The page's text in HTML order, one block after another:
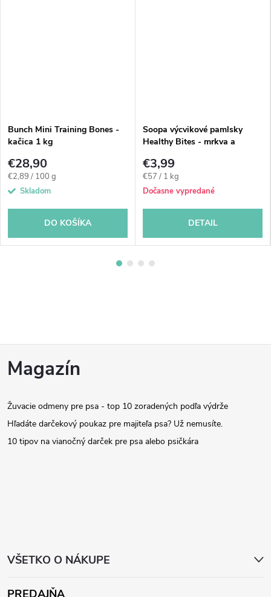
Bunch Mini Training Bones -
kačica 1 kg
€28,90
Jednotková
cena:
€2,89 / 100 g
Skladom
DO KOŠÍKA
Soopa výcvikové pamlsky
Healthy Bites - mrkva a
€3,99
Jednotková
cena:
€57 / 1 kg
Dočasne vypredané
DETAIL
Z
p
ä
VŠETKO O NÁKUPE
PREDAJŇA
Magazín
Žuvacie odmeny pre psa - top 10 zoradených podľa výdrže
Hľadáte darčekový poukaz pre majiteľa psa? Už nemusíte.
10 tipov na vianočný darček pre psa alebo psičkára